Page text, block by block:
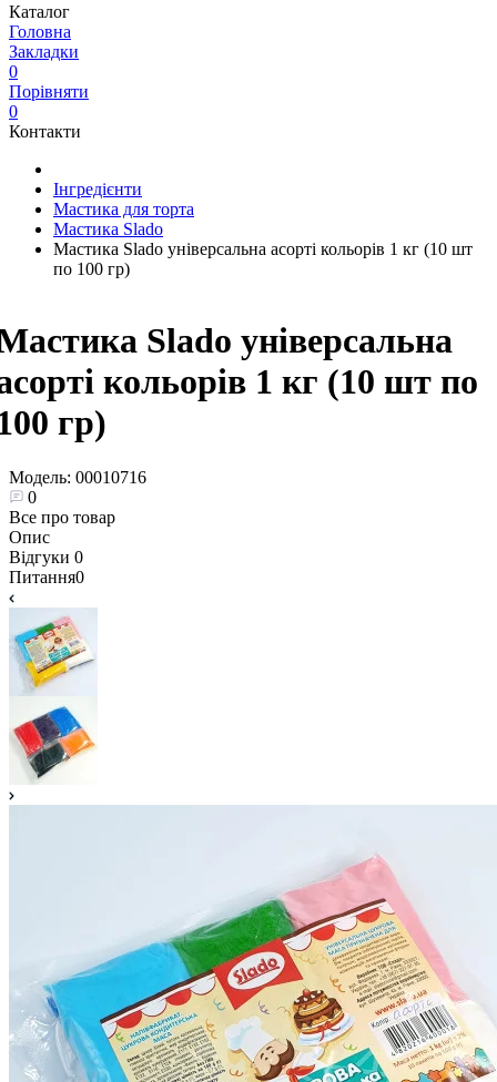
Каталог
Головна
Закладки
0
Порівняти
0
Контакти
Інгредієнти
Мастика для торта
Мастика Slado
Мастика Slado універсальна асорті кольорів 1 кг (10 шт
по 100 гр)
Slado універсальна
кольорів 1 кг (10 шт по
гр)
Модель: 00010716
0
Все про товар
Опис
Відгуки 0
Питання0